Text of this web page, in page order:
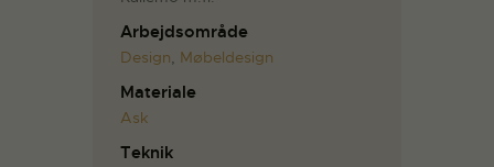
Arbejdsområde
Design, Møbeldesign
Materiale
Ask
Teknik